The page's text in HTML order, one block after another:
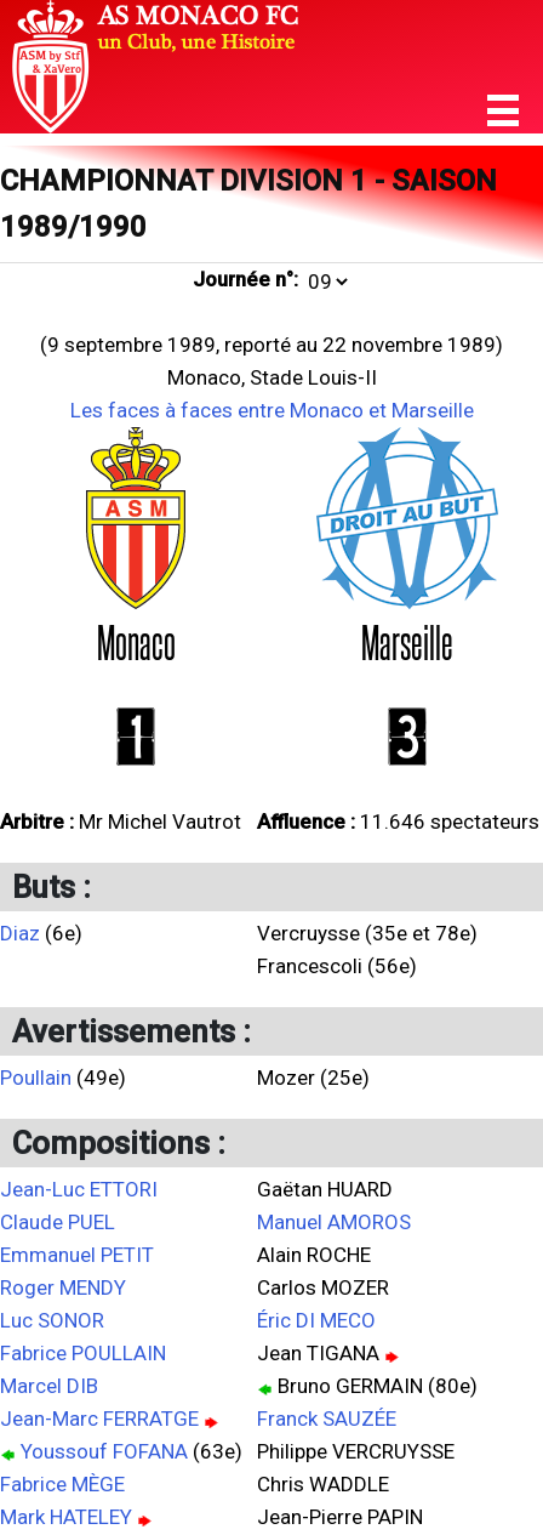
CHAMPIONNAT DIVISION 1 - SAISON
1989/1990
Journée n°:
(9 septembre 1989, reporté au 22 novembre 1989)
Monaco, Stade Louis-II
Les faces à faces entre Monaco et Marseille
Monaco Marseille
1 3
Arbitre : Mr Michel Vautrot Affluence : 11.646 spectateurs
Buts :
Diaz (6e)
Vercruysse (35e et 78e)
Francescoli (56e)
Avertissements :
Poullain (49e) Mozer (25e)
Compositions :
Jean-Luc ETTORI
Claude PUEL
Emmanuel PETIT
Roger MENDY
Luc SONOR
Fabrice POULLAIN
Marcel DIB
Jean-Marc FERRATGE
Youssouf FOFANA (63e)
Fabrice MÈGE
Mark HATELEY
Gaëtan HUARD
Manuel AMOROS
Alain ROCHE
Carlos MOZER
Éric DI MECO
Jean TIGANA
Bruno GERMAIN (80e)
Franck SAUZÉE
Philippe VERCRUYSSE
Chris WADDLE
Jean-Pierre PAPIN